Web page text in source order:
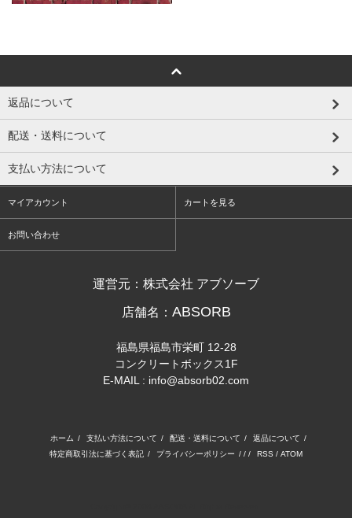
返品について
配送・送料について
支払い方法について
マイアカウント カートを見る
お問い合わせ
運営元：株式会社 アブソーブ
店舗名： ABSORB
福島県福島市栄町 12-28
コンクリートボックス1F
E-MAIL : info@absorb02.com
ホーム / 支払い方法について / 配送・送料について / 返品について /
特定商取引法に基づく表記 / プライバシーポリシー / / / RSS / ATOM